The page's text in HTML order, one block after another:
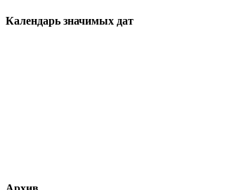
Календарь значимых дат